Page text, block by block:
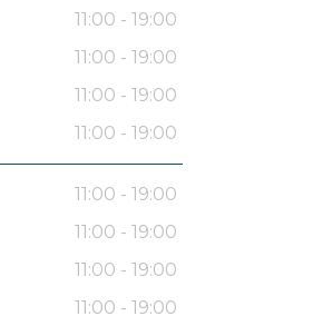
11:00 - 19:00
11:00 - 19:00
11:00 - 19:00
11:00 - 19:00
11:00 - 19:00
11:00 - 19:00
11:00 - 19:00
11:00 - 19:00